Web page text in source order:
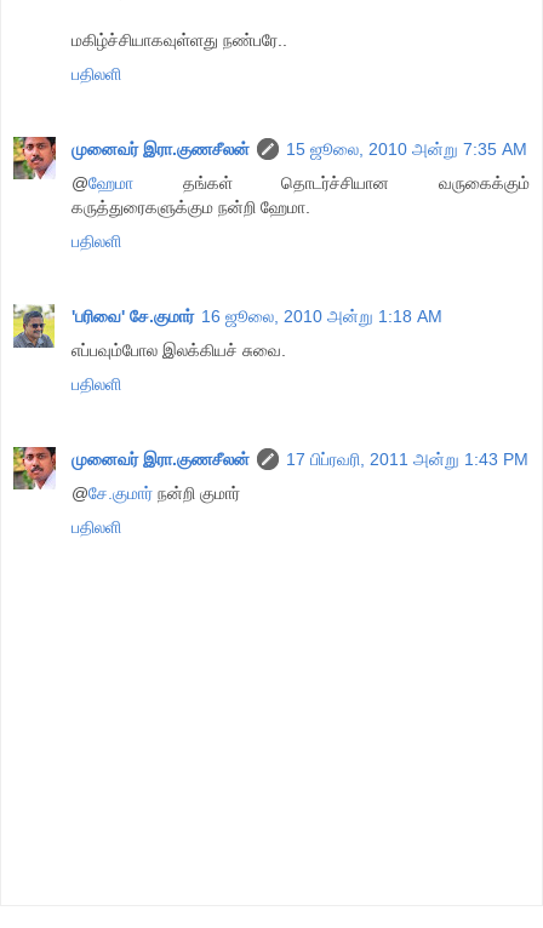
மகிழ்ச்சியாகவுள்ளது நண்பரே..
பதிலளி
முனைவர் இரா.குணசீலன்
15 ஜூலை, 2010 அன்று 7:35 AM
@ஹேமா தங்கள் தொடர்ச்சியான வருகைக்கும்
கருத்துரைகளுக்கும நன்றி ஹேமா.
பதிலளி
'பரிவை' சே.குமார் 16 ஜூலை, 2010 அன்று 1:18 AM
எப்பவும்போல இலக்கியச் சுவை.
பதிலளி
முனைவர் இரா.குணசீலன்
17 பிப்ரவரி, 2011 அன்று 1:43 PM
@சே.குமார் நன்றி குமார்
பதிலளி